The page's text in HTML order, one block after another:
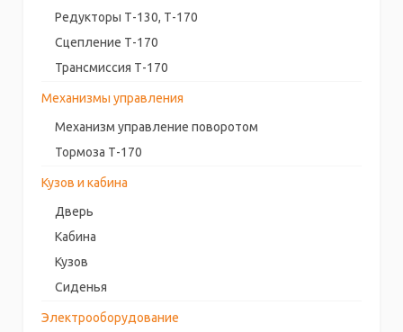
Редукторы Т-130, Т-170
Сцепление Т-170
Трансмиссия Т-170
Механизмы управления
Механизм управление поворотом
Тормоза Т-170
Кузов и кабина
Дверь
Кабина
Кузов
Сиденья
Электрооборудование